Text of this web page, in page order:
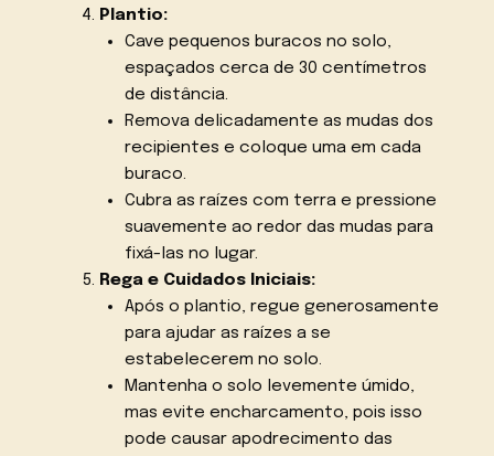
Plantio:
Cave pequenos buracos no solo,
espaçados cerca de 30 centímetros
de distância.
Remova delicadamente as mudas dos
recipientes e coloque uma em cada
buraco.
Cubra as raízes com terra e pressione
suavemente ao redor das mudas para
fixá-las no lugar.
Rega e Cuidados Iniciais:
Após o plantio, regue generosamente
para ajudar as raízes a se
estabelecerem no solo.
Mantenha o solo levemente úmido,
mas evite encharcamento, pois isso
pode causar apodrecimento das